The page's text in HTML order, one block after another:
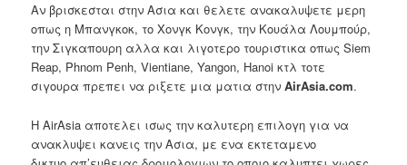
Αν βρισκεσται στην Ασια και θελετε ανακαλυψετε μερη
οπως η Μπανγκοκ, το Χονγκ Κονγκ, την Κουάλα Λουμπούρ,
την Σιγκαπουρη αλλα και λιγοτερο τουριστικα οπως Siem
Reap, Phnom Penh, Vientiane, Yangon, Hanoi κτλ τοτε
σιγουρα πρεπει να ριξετε μια ματια στηνAirAsia.com.
Η AirAsia αποτελει ισως την καλυτερη επιλογη για να
ανακλυψει κανεις την Ασια, με ενα εκτεταμενο